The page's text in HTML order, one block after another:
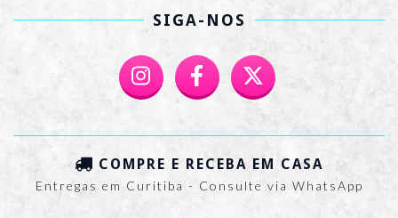
SIGA-NOS
COMPRE E RECEBA EM CASA
Entregas em Curitiba - Consulte via WhatsApp